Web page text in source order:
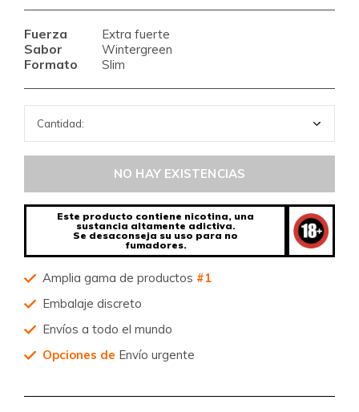
Fuerza Extra fuerte
Sabor Wintergreen
Formato Slim
NO HAY EXISTENCIAS
Este producto contiene nicotina, una
sustancia altamente adictiva.
Se desaconseja su uso para no
fumadores.
Amplia gama de productos #1
Embalaje discreto
Envíos a todo el mundo
Opciones de Envío urgente